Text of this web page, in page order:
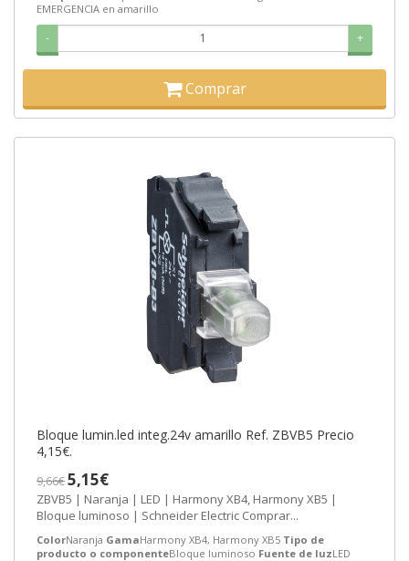
EMERGENCIA en amarillo
- +
Comprar
Bloque lumin.led integ.24v amarillo Ref. ZBVB5 Precio
4,15€.
9,66€5,15€
ZBVB5 | Naranja | LED | Harmony XB4, Harmony XB5 |
Bloque luminoso | Schneider Electric Comprar...
ColorNaranja GamaHarmony XB4, Harmony XB5 Tipo de
producto o componenteBloque luminoso Fuente de luzLED